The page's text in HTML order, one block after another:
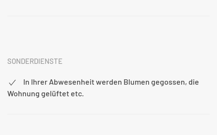
SONDERDIENSTE
In Ihrer Abwesenheit werden Blumen gegossen, die
Wohnung gelüftet etc.